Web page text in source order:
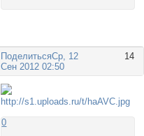
Поделиться 14
Ср, 12
Сен 2012 02:50
0